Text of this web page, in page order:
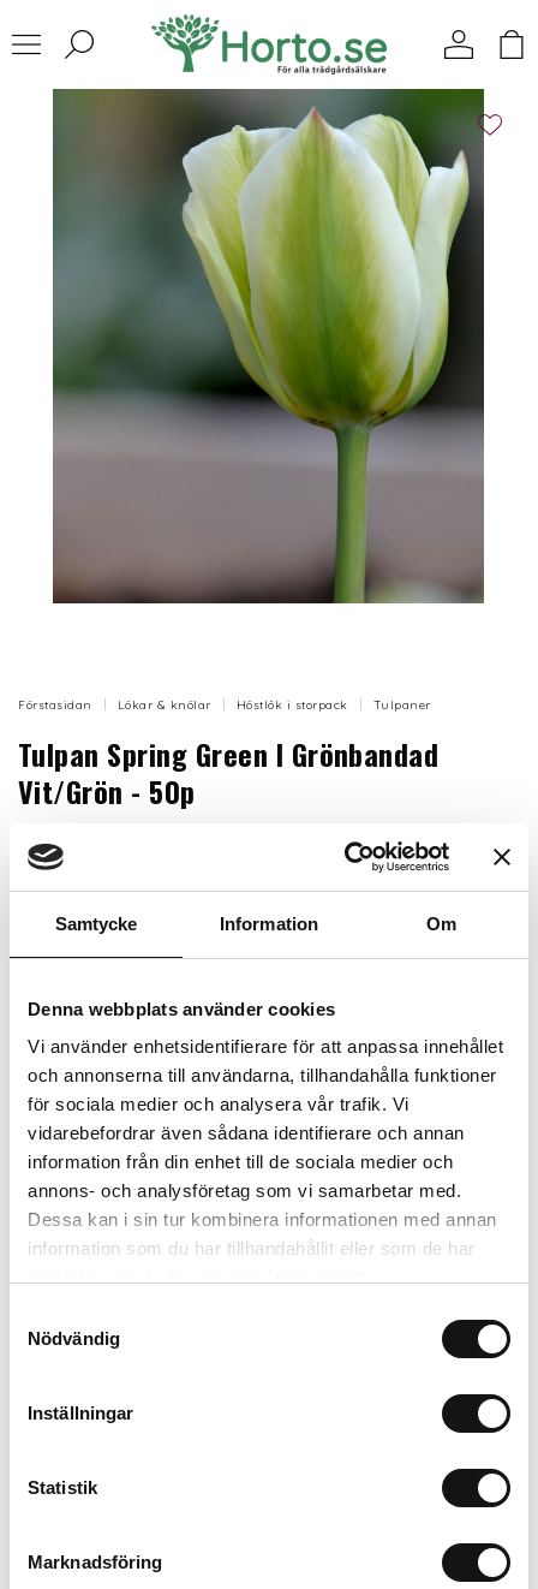
Samtycke Information Om
Denna webbplats använder cookies
Vi använder enhetsidentifierare för att anpassa innehållet
och annonserna till användarna, tillhandahålla funktioner
för sociala medier och analysera vår trafik. Vi
vidarebefordrar även sådana identifierare och annan
information från din enhet till de sociala medier och
annons- och analysföretag som vi samarbetar med.
Dessa kan i sin tur kombinera informationen med annan
information som du har tillhandahållit eller som de har
Nödvändig
Inställningar
Statistik
Marknadsföring
Förstasidan Lökar & knölar Höstlök i storpack Tulpaner
Tulpan Spring Green I Grönbandad
Vit/Grön - 50p
som är en engelsk kvalitetsstämpel. Extra fin
utmärkelse som utfärdas av anrika brittiska Royal
Horticultural Society, RHS. Den ges till särskilt
Mycket hållbar vacker grönbandad tulpan, blommar
länge på stadiga stjälkar.
Artikelnr: LL35005
Beställningsvara, 1-2v
Inkl. moms: 359 kr
Lägg i varukorgen
Trygg betalning
Valbara fraktmetoder
Beskrivning
Recensioner